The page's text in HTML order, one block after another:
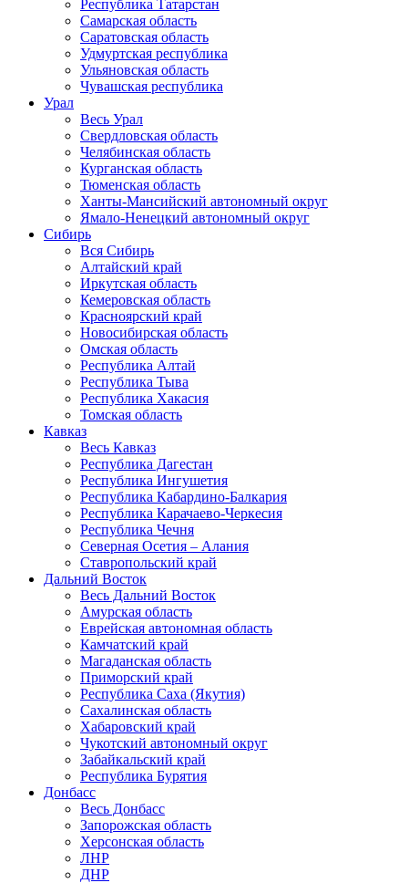
Республика Татарстан
Самарская область
Саратовская область
Удмуртская республика
Ульяновская область
Чувашская республика
Урал
Весь Урал
Свердловская область
Челябинская область
Курганская область
Тюменская область
Ханты-Мансийский автономный округ
Ямало-Ненецкий автономный округ
Сибирь
Вся Сибирь
Алтайский край
Иркутская область
Кемеровская область
Красноярский край
Новосибирская область
Омская область
Республика Алтай
Республика Тыва
Республика Хакасия
Томская область
Кавказ
Весь Кавказ
Республика Дагестан
Республика Ингушетия
Республика Кабардино-Балкария
Республика Карачаево-Черкесия
Республика Чечня
Северная Осетия – Алания
Ставропольский край
Дальний Восток
Весь Дальний Восток
Амурская область
Еврейская автономная область
Камчатский край
Магаданская область
Приморский край
Республика Саха (Якутия)
Сахалинская область
Хабаровский край
Чукотский автономный округ
Забайкальский край
Республика Бурятия
Донбасс
Весь Донбасс
Запорожская область
Херсонская область
ЛНР
ДНР